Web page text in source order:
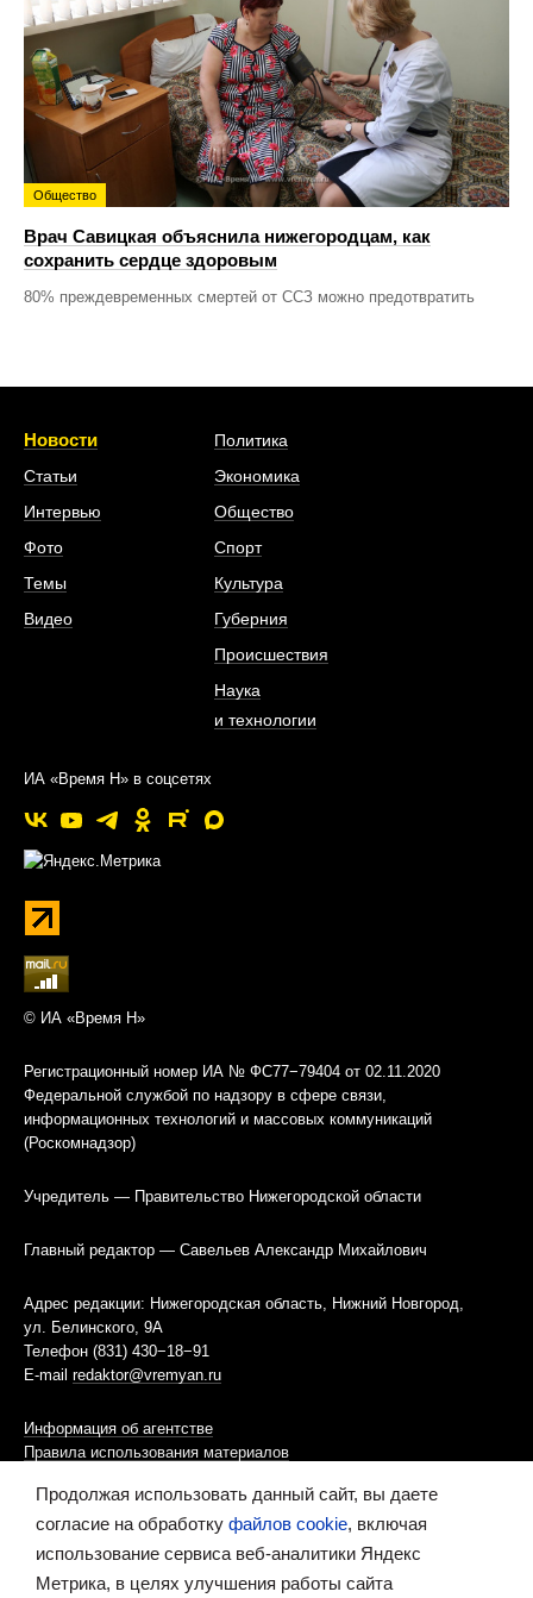
Общество
Врач Савицкая объяснила нижегородцам, как
сохранить сердце здоровым
80% преждевременных смертей от ССЗ можно предотвратить
Новости
Статьи
Интервью
Фото
Темы
Видео
Политика
Экономика
Общество
Спорт
Культура
Губерния
Происшествия
Наука
и технологии
ИА «Время Н» в соцсетях
© ИА «Время Н»
Регистрационный номер ИА № ФС77−79404 от 02.11.2020
Федеральной службой по надзору в сфере связи,
информационных технологий и массовых коммуникаций
(Роскомнадзор)
Учредитель — Правительство Нижегородской области
Главный редактор — Савельев Александр Михайлович
Адрес редакции: Нижегородская область, Нижний Новгород,
ул. Белинского, 9А
Телефон (831) 430−18−91
E-mail redaktor@vremyan.ru
Информация об агентстве
Правила использования материалов
Информационная политика использования «cookies»-файлов
Ресурс содержит материалы 16+
Продолжая использовать данный сайт, вы даете
согласие на обработку файлов cookie, включая
использование сервиса веб-аналитики Яндекс
Метрика, в целях улучшения работы сайта